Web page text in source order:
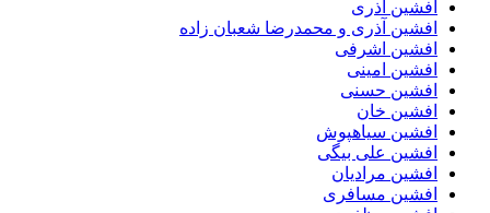
افشین آذری
افشین آذری و محمدرضا شعبان زاده
افشین اشرفی
افشین امینی
افشین حسنی
افشین خان
افشین سیاهپوش
افشین علی بیگی
افشین مرادیان
افشین مسافری